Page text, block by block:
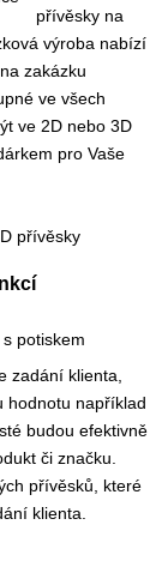
přívěsky na
výroba nabízí
zakázku
ve všech
ve 2D nebo 3D
pro Vaše
přívěsky
zadání klienta,
hodnotu například
budou efektivně
či značku.
přívěsků, které
klienta.